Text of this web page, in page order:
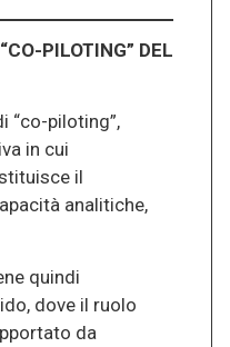
PILOTING” DEL
“co-piloting”,
in cui
il
analitiche,
quindi
dove il ruolo
da